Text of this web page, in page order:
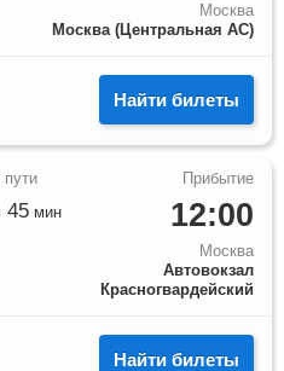
Москва
Москва (Центральная АС)
Найти билеты
12:00
Москва
Автовокзал
Красногвардейский
45мин
Найти билеты